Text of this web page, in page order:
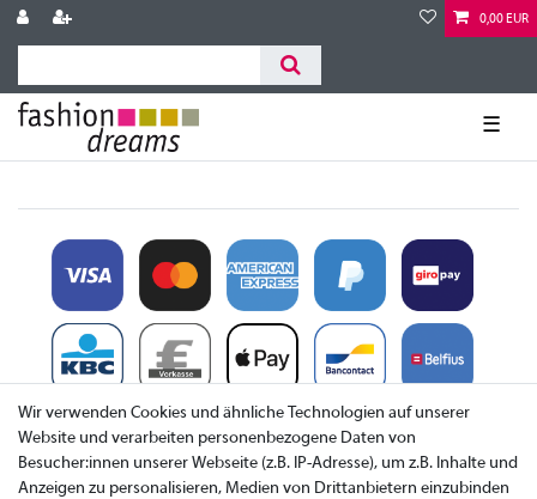
0,00 EUR
☰
Wir verwenden Cookies und ähnliche Technologien auf unserer
Website und verarbeiten personenbezogene Daten von
Besucher:innen unserer Webseite (z.B. IP-Adresse), um z.B. Inhalte und
Anzeigen zu personalisieren, Medien von Drittanbietern einzubinden